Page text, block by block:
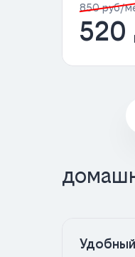
850 руб/
520